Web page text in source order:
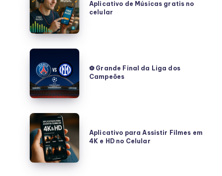
PSG
vs
Chelsea
de
Músicas
gratis
no
celular
Aplicativo de Músicas gratis no
celular
⚽
Grande
Final
da
Liga
dos
Campeões
⚽ Grande Final da Liga dos
Campeões
Aplicativo
para
Assistir
Filmes
em
Aplicativo para Assistir Filmes em
4K e HD no Celular